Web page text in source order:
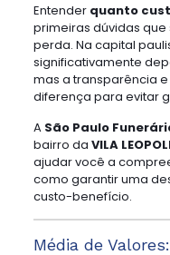
Entender quanto
primeiras dúvidas
perda. Na capital
significativamente
mas a transparência
diferença para evitar
A São Paulo
bairro da VILA
ajudar você a
como garantir uma
custo-benefício.
Média de